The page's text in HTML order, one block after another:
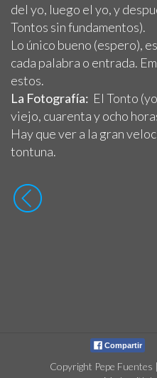
del yo, luego el yo, y
Tontos sin fundamentos).
Lo único bueno (espero),
cada palabra o entrada.
estos.
La Fotografía: El Tonto
viejo, cuarenta y ocho
Hay que ver a la gran
tontuna.
Compartir
Copyright Pepe Fuentes |